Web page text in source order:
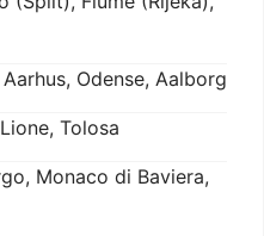
Odense, Aalborg
Tolosa
Monaco di Baviera,